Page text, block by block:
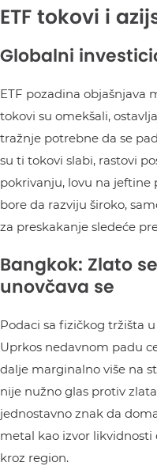
ETF tokovi i
Globalni
ETF pozadina objašnjava
tokovi su omekšali,
tražnje potrebne da se
su ti tokovi slabi, rastovi
pokrivanju, lovu na jeftine
bore da razviju široko,
za preskakanje sledeće
Bangkok: Zlato
unovčava se
Podaci sa fizičkog tržišta
Uprkos nedavnom padu
dalje marginalno više na
nije nužno glas protiv
jednostavno znak da
metal kao izvor
kroz region.